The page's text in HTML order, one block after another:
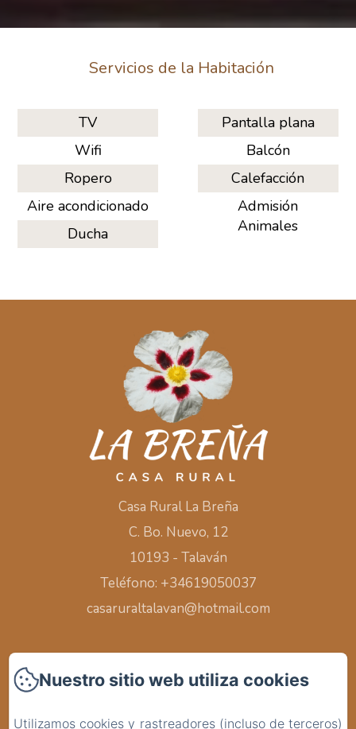
Servicios de la Habitación
TV
Wifi
Ropero
Aire acondicionado
Ducha
Pantalla plana
Balcón
Calefacción
Admisión
Animales
Casa Rural La Breña
C. Bo. Nuevo, 12
10193 - Talaván
Teléfono: +34619050037
casaruraltalavan@hotmail.com
Inicio
Nuestro sitio web utiliza cookies
Utilizamos cookies y rastreadores (incluso de terceros)